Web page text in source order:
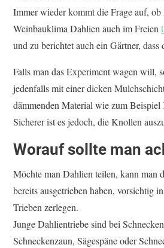
Immer wieder kommt die Frage auf,
Weinbauklima Dahlien auch im Freien
und zu berichtet auch ein Gärtner, dass
Falls man das Experiment wagen will,
jedenfalls mit einer dicken
dämmenden Material wie zum Beispiel
Sicherer ist es jedoch, die Knollen
Worauf sollte man
Möchte man Dahlien teilen, kann man
bereits ausgetrieben haben, vorsichtig
Trieben zerlegen.
Junge Dahlientriebe sind bei
Schneckenzaun, Sägespäne oder